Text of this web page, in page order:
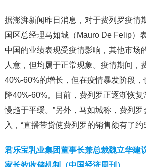
据澎湃新闻昨日消息，对于费列罗疫情
国区总经理马如城（Mauro De Felip）
中国的业绩表现受疫情影响，其他市场
人意，但均属于正常现象。疫情期间，
40%-60%的增长，但在疫情暴发阶段
降40%-60%。目前，费列罗正逐渐恢
慢趋于平缓。”另外，马如城称，费列
入，“直播带货使费列罗的销售额有了
君乐宝乳业集团董事长兼总裁魏立华建
家长效收储机制（中国经济周刊）